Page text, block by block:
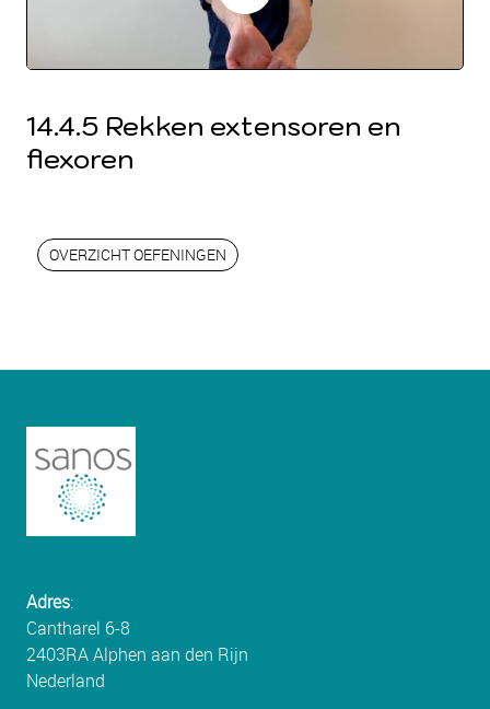
14.4.5 Rekken extensoren en
flexoren
OVERZICHT OEFENINGEN
Adres:
Cantharel 6-8
2403RA Alphen aan den Rijn
Nederland